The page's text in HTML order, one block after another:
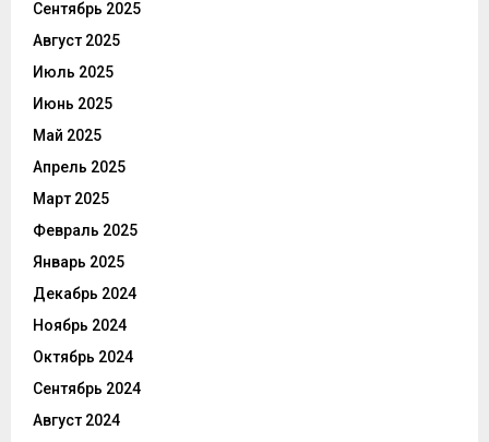
Сентябрь 2025
Август 2025
Июль 2025
Июнь 2025
Май 2025
Апрель 2025
Март 2025
Февраль 2025
Январь 2025
Декабрь 2024
Ноябрь 2024
Октябрь 2024
Сентябрь 2024
Август 2024